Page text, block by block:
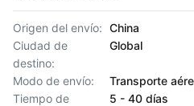
Origen del envío: China
Ciudad de
destino:
Global
Modo de envío:
Transporte
Tiempo de
5 - 40 días